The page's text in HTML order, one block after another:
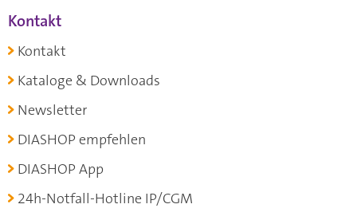
Kontakt
Kontakt
Kataloge & Downloads
Newsletter
DIASHOP empfehlen
DIASHOP App
24h-Notfall-Hotline IP/CGM